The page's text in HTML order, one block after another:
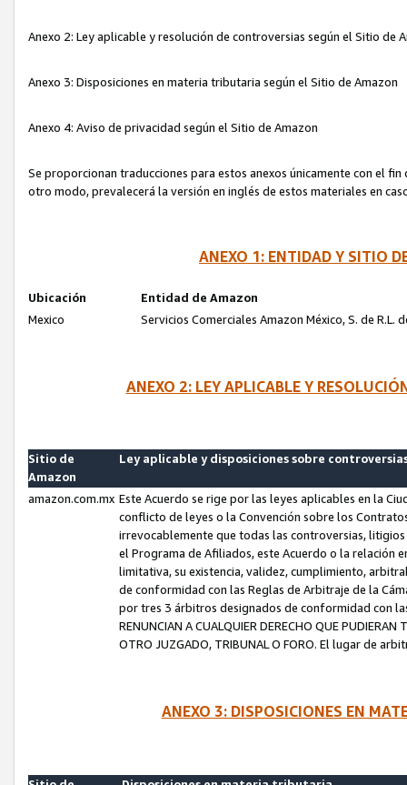
Anexo 2: Ley aplicable y resolución de controversias según el Sitio de
Anexo 3: Disposiciones en materia tributaria según el Sitio de Amazon
Anexo 4: Aviso de privacidad según el Sitio de Amazon
Se proporcionan traducciones para estos anexos únicamente con el
otro modo, prevalecerá la versión en inglés de estos materiales en
ANEXO 1: ENTIDAD Y SITIO
Ubicación
Entidad de Amazon
Mexico
Servicios Comerciales Amazon México, S. de R.L.
ANEXO 2: LEY APLICABLE Y
Sitio de
Amazon
Ley aplicable y disposiciones sobre
amazon.com.mx Este Acuerdo se rige por las leyes aplicables en la
conflicto de leyes o la Convención sobre los
irrevocablemente que todas las controversias,
el Programa de Afiliados, este Acuerdo o la relación
limitativa, su existencia, validez, cumplimiento,
de conformidad con las Reglas de Arbitraje de la
por tres 3 árbitros designados de conformidad con las
RENUNCIAN A CUALQUIER DERECHO QUE
OTRO JUZGADO, TRIBUNAL O FORO. El lugar de
ANEXO 3: DISPOSICIONES EN